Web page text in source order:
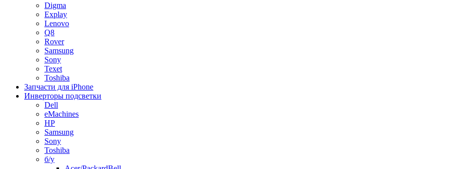
Digma
Explay
Lenovo
Q8
Rover
Samsung
Sony
Texet
Toshiba
Запчасти для iPhone
Инверторы подсветки
Dell
eMachines
HP
Samsung
Sony
Toshiba
б/у